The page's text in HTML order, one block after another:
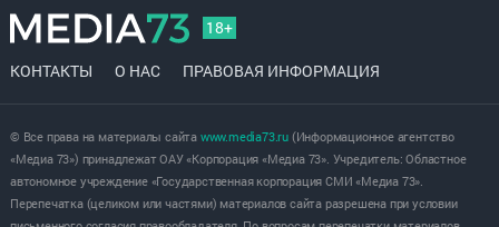
18+
КОНТАКТЫ О НАС ПРАВОВАЯ ИНФОРМАЦИЯ
© Все права на материалы сайта www.media73.ru(Информационное агентство
«Медиа 73») принадлежат ОАУ «Корпорация «Медиа 73». Учредитель: Областное
автономное учреждение «Государственная корпорация СМИ «Медиа 73».
Перепечатка (целиком или частями) материалов сайта разрешена при условии